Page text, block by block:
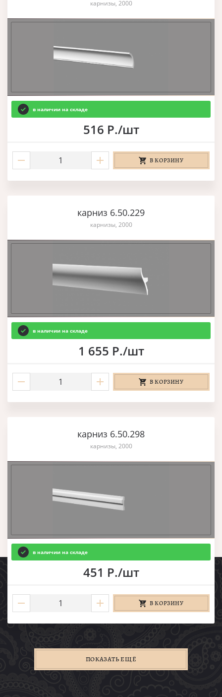
карнизы, 2000
в наличии на складе
516 Р./шт
В КОРЗИНУ
карниз 6.50.229
карнизы, 2000
в наличии на складе
1 655 Р./шт
В КОРЗИНУ
карниз 6.50.298
карнизы, 2000
в наличии на складе
451 Р./шт
В КОРЗИНУ
ПОКАЗАТЬ ЕЩЁ